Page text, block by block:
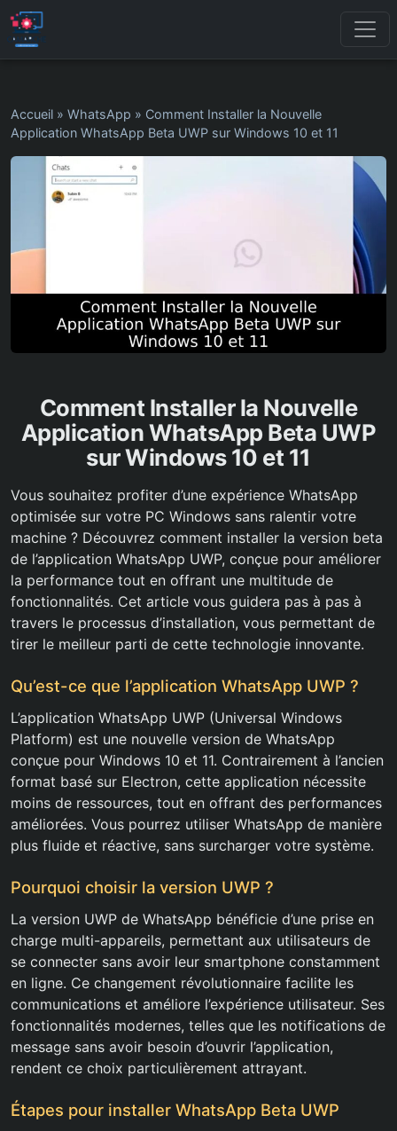
Accueil » WhatsApp » Comment Installer la Nouvelle
Application WhatsApp Beta UWP sur Windows 10 et 11
Comment Installer la Nouvelle
Application WhatsApp Beta UWP
sur Windows 10 et 11
Vous souhaitez profiter d’une expérience WhatsApp
optimisée sur votre PC Windows sans ralentir votre
machine ? Découvrez comment installer la version beta
de l’application WhatsApp UWP, conçue pour améliorer
la performance tout en offrant une multitude de
fonctionnalités. Cet article vous guidera pas à pas à
travers le processus d’installation, vous permettant de
tirer le meilleur parti de cette technologie innovante.
Qu’est-ce que l’application WhatsApp UWP ?
L’application WhatsApp UWP (Universal Windows
Platform) est une nouvelle version de WhatsApp
conçue pour Windows 10 et 11. Contrairement à l’ancien
format basé sur Electron, cette application nécessite
moins de ressources, tout en offrant des performances
améliorées. Vous pourrez utiliser WhatsApp de manière
plus fluide et réactive, sans surcharger votre système.
Pourquoi choisir la version UWP ?
La version UWP de WhatsApp bénéficie d’une prise en
charge multi-appareils, permettant aux utilisateurs de
se connecter sans avoir leur smartphone constamment
en ligne. Ce changement révolutionnaire facilite les
communications et améliore l’expérience utilisateur. Ses
fonctionnalités modernes, telles que les notifications de
message sans avoir besoin d’ouvrir l’application,
rendent ce choix particulièrement attrayant.
Étapes pour installer WhatsApp Beta UWP